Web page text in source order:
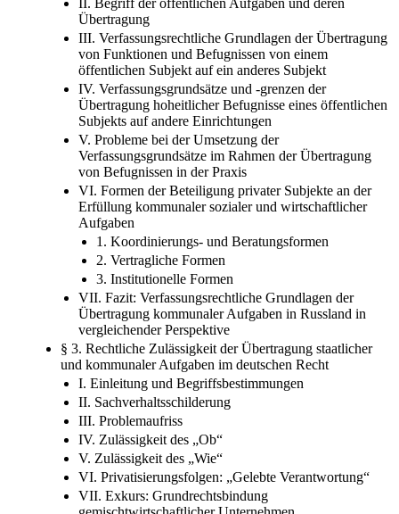
II. Begriff der öffentlichen Aufgaben und deren
Übertragung
III. Verfassungsrechtliche Grundlagen der Übertragung
von Funktionen und Befugnissen von einem
öffentlichen Subjekt auf ein anderes Subjekt
IV. Verfassungsgrundsätze und -grenzen der
Übertragung hoheitlicher Befugnisse eines öffentlichen
Subjekts auf andere Einrichtungen
V. Probleme bei der Umsetzung der
Verfassungsgrundsätze im Rahmen der Übertragung
von Befugnissen in der Praxis
VI. Formen der Beteiligung privater Subjekte an der
Erfüllung kommunaler sozialer und wirtschaftlicher
Aufgaben
1. Koordinierungs- und Beratungsformen
2. Vertragliche Formen
3. Institutionelle Formen
VII. Fazit: Verfassungsrechtliche Grundlagen der
Übertragung kommunaler Aufgaben in Russland in
vergleichender Perspektive
§ 3. Rechtliche Zulässigkeit der Übertragung staatlicher
und kommunaler Aufgaben im deutschen Recht
I. Einleitung und Begriffsbestimmungen
II. Sachverhaltsschilderung
III. Problemaufriss
IV. Zulässigkeit des „Ob“
V. Zulässigkeit des „Wie“
VI. Privatisierungsfolgen: „Gelebte Verantwortung“
VII. Exkurs: Grundrechtsbindung